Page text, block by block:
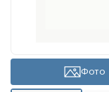
Фото